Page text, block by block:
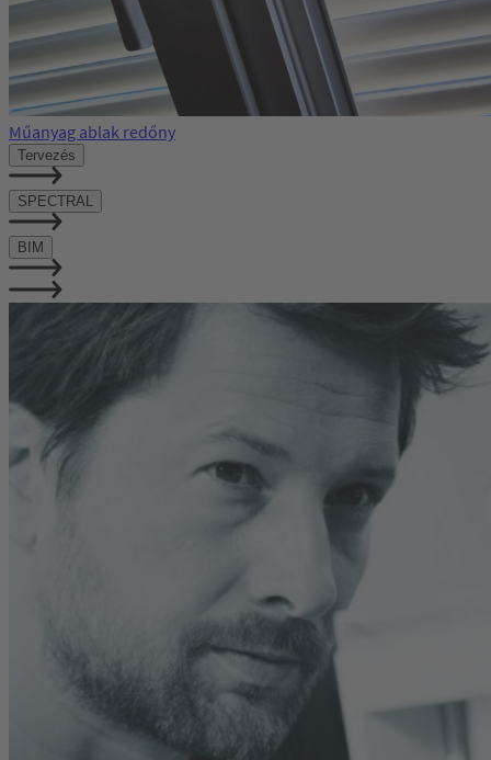
Műanyag ablak redőny
Tervezés
SPECTRAL
BIM